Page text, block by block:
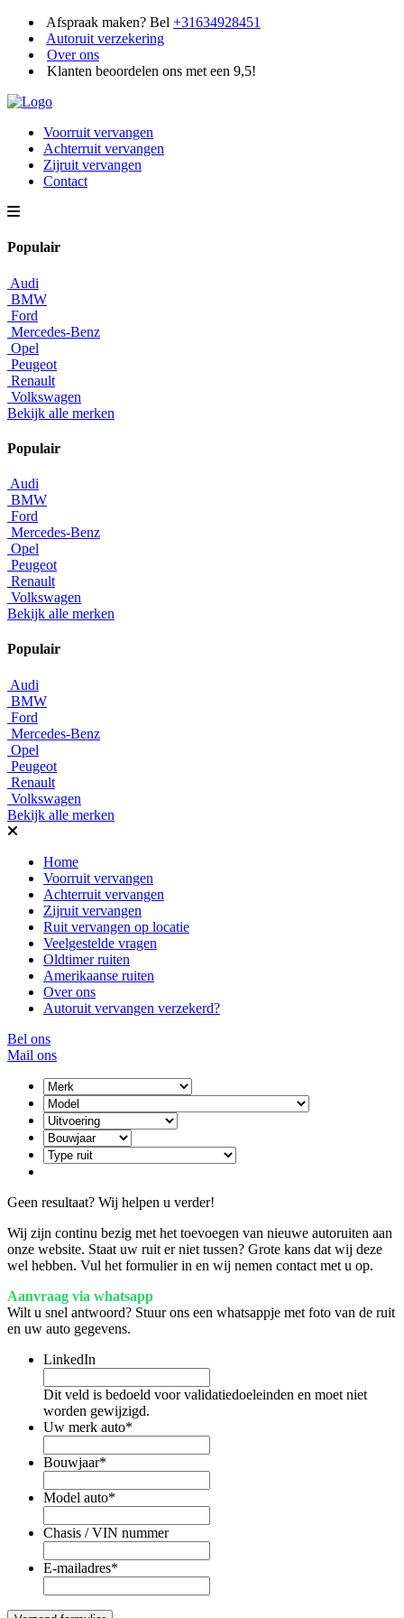
Afspraak maken? Bel +31634928451
Autoruit verzekering
Over ons
Klanten beoordelen ons met een 9,5!
Voorruit vervangen
Achterruit vervangen
Zijruit vervangen
Contact
Populair
Audi
BMW
Ford
Mercedes-Benz
Opel
Peugeot
Renault
Volkswagen
Bekijk alle merken
Populair
Audi
BMW
Ford
Mercedes-Benz
Opel
Peugeot
Renault
Volkswagen
Bekijk alle merken
Populair
Audi
BMW
Ford
Mercedes-Benz
Opel
Peugeot
Renault
Volkswagen
Bekijk alle merken
Home
Voorruit vervangen
Achterruit vervangen
Zijruit vervangen
Ruit vervangen op locatie
Veelgestelde vragen
Oldtimer ruiten
Amerikaanse ruiten
Over ons
Autoruit vervangen verzekerd?
Bel ons
Mail ons
Geen resultaat? Wij helpen u verder!
Wij zijn continu bezig met het toevoegen van nieuwe autoruiten aan
onze website. Staat uw ruit er niet tussen? Grote kans dat wij deze
wel hebben. Vul het formulier in en wij nemen contact met u op.
Aanvraag via whatsapp
Wilt u snel antwoord? Stuur ons een whatsappje met foto van de ruit
en uw auto gegevens.
LinkedIn
Dit veld is bedoeld voor validatiedoeleinden en moet niet
worden gewijzigd.
Uw merk auto*
Bouwjaar*
Model auto*
Chasis / VIN nummer
E-mailadres*